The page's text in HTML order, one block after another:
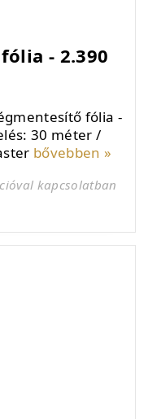
- 2.390
fólia -
30 méter /
bővebben »
kapcsolatban